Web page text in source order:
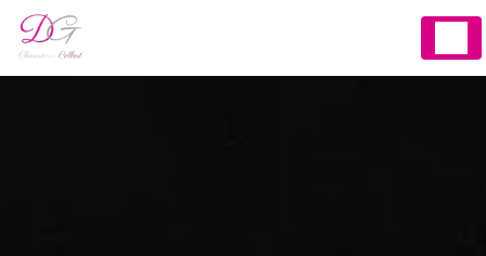
Panneau de gestion des cookies